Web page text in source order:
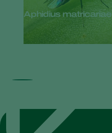
Aphidius matricariae